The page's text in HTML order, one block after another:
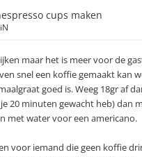
cups maken
maar het is meer voor de
snel een koffie gemaakt kan
goed is. Weeg 18gr af
20 minuten gewacht heb) dan
met water voor een americano.
voor iemand die geen koffie